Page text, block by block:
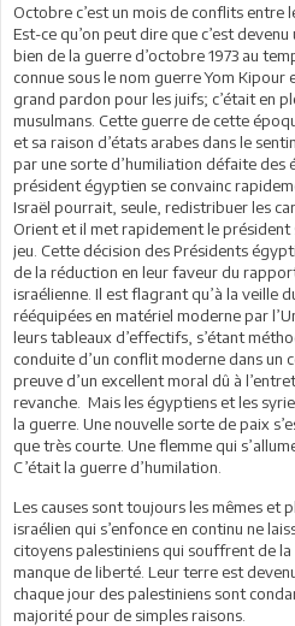
Octobre c’est un mois de conflits entre
Est-ce qu’on peut dire que c’est
bien de la guerre d’octobre 1973 au
connue sous le nom guerre Yom
grand pardon pour les juifs; c’était en
musulmans. Cette guerre de cette
et sa raison d’états arabes dans le
par une sorte d’humiliation défaite des
président égyptien se convainc
Israël pourrait, seule, redistribuer les
Orient et il met rapidement le président
jeu. Cette décision des Présidents
de la réduction en leur faveur du
israélienne. Il est flagrant qu’à la veille
rééquipées en matériel moderne par
leurs tableaux d’effectifs, s’étant
conduite d’un conflit moderne dans
preuve d’un excellent moral dû à
revanche. Mais les égyptiens et les
la guerre. Une nouvelle sorte de paix
que très courte. Une flemme qui
C’était la guerre d’humilation.
Les causes sont toujours les mêmes et
israélien qui s’enfonce en continu ne
citoyens palestiniens qui souffrent de
manque de liberté. Leur terre est
chaque jour des palestiniens sont
majorité pour de simples raisons.